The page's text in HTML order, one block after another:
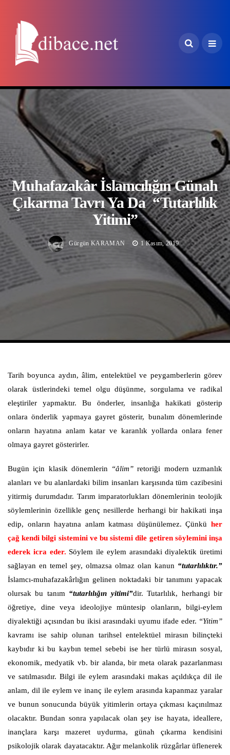
Muhafazakâr İslamcılığın Günah
Çıkarma Tavrı Ya Da “Tutarlılık
Yitimi”
Gürgün KARAMAN 1 Kasım, 2019
Tarih boyunca aydın, âlim, entelektüel ve peygamberlerin görev
olarak üstlerindeki temel olgu düşünme, sorgulama ve radikal
eleştiriler yapmaktır. Bu önderler, insanlığa hakikati gösterip
onlara önderlik yapmaya gayret gösterir, bunalım dönemlerinde
onların hayatına anlam katar ve karanlık yollarda onlara fener
olmaya gayret gösterirler.
Bugün için klasik dönemlerin “âlim” retoriği modern uzmanlık
alanları ve bu alanlardaki bilim insanları karşısında tüm cazibesini
yitirmiş durumdadır. Tarım imparatorlukları dönemlerinin teolojik
söylemlerinin özellikle genç nesillerde herhangi bir hakikati inşa
edip, onların hayatına anlam katması düşünülemez. Çünkü her
çağ kendi bilgi sistemini ve bu sistemi dile getiren söylemini inşa
ederek icra eder. Söylem ile eylem arasındaki diyalektik üretimi
sağlayan en temel şey, olmazsa olmaz olan kanun “tutarlılıktır.”
İslamcı-muhafazakârlığın gelinen noktadaki bir tanımını yapacak
olursak bu tanım “tutarlılığın yitimi”dir. Tutarlılık, herhangi bir
öğretiye, dine veya ideolojiye müntesip olanların, bilgi-eylem
diyalektiği açısından bu ikisi arasındaki uyumu ifade eder. “Yitim”
kavramı ise sahip olunan tarihsel entelektüel mirasın bilinçteki
kaybıdır ki bu kaybın temel sebebi ise her türlü mirasın sosyal,
ekonomik, medyatik vb. bir alanda, bir meta olarak pazarlanması
ve satılmasıdır. Bilgi ile eylem arasındaki makas açıldıkça dil ile
anlam, dil ile eylem ve inanç ile eylem arasında kapanmaz yaralar
ve bunun sonucunda büyük yitimlerin ortaya çıkması kaçınılmaz
olacaktır. Bundan sonra yapılacak olan şey ise hayata, ideallere,
inançlara karşı mazeret uydurma, günah çıkarma kendisini
psikolojik olarak dayatacaktır. Ağır melankolik rüzgârlar üflenerek